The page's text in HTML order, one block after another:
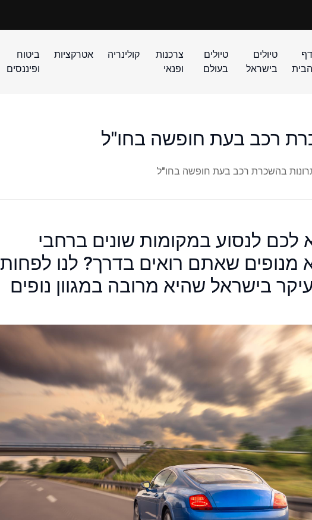
דף
הבית
טיולים
בישראל
טיולים
בעולם
צרכנות
ופנאי
קולינריה אטרקציות
ביטוח
ופיננסים
רכב בעת חופשה בחו"ל
בהשכרת רכב בעת חופשה בחו"ל
לכם לנסוע במקומות שונים ברחבי
מנופים שאתם רואים בדרך? לנו לפחות
בישראל שהיא מרובה במגוון נופים